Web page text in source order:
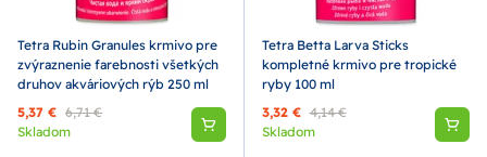
Tetra Rubin Granules krmivo pre
zvýraznenie farebnosti všetkých
druhov akváriových rýb 250 ml
5,37 € 6,71 €
Skladom
Tetra Betta Larva Sticks
kompletné krmivo pre tropické
ryby 100 ml
3,32 € 4,14 €
Skladom